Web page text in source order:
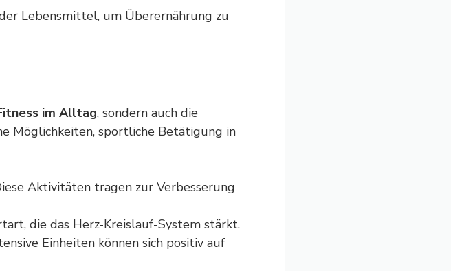
Lebensmittel, um Überernährung zu
im Alltag, sondern auch die
Möglichkeiten, sportliche Betätigung in
Aktivitäten tragen zur Verbesserung
die das Herz-Kreislauf-System stärkt.
Einheiten können sich positiv auf